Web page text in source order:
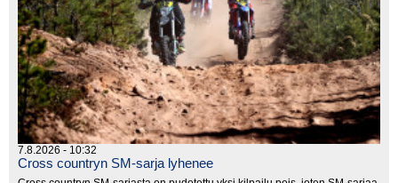
7.8.2026 - 10:32
Cross countryn SM-sarja lyhenee